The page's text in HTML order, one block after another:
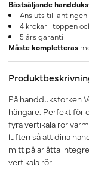
Bästsäljande
Ansluts till
4 krokar i toppen
5 års garanti
Måste kompletteras
På handdukstorken
hängare. Perfekt för
fyra vertikala rör
luften så att dina
mitt på är åtta
vertikala rör.